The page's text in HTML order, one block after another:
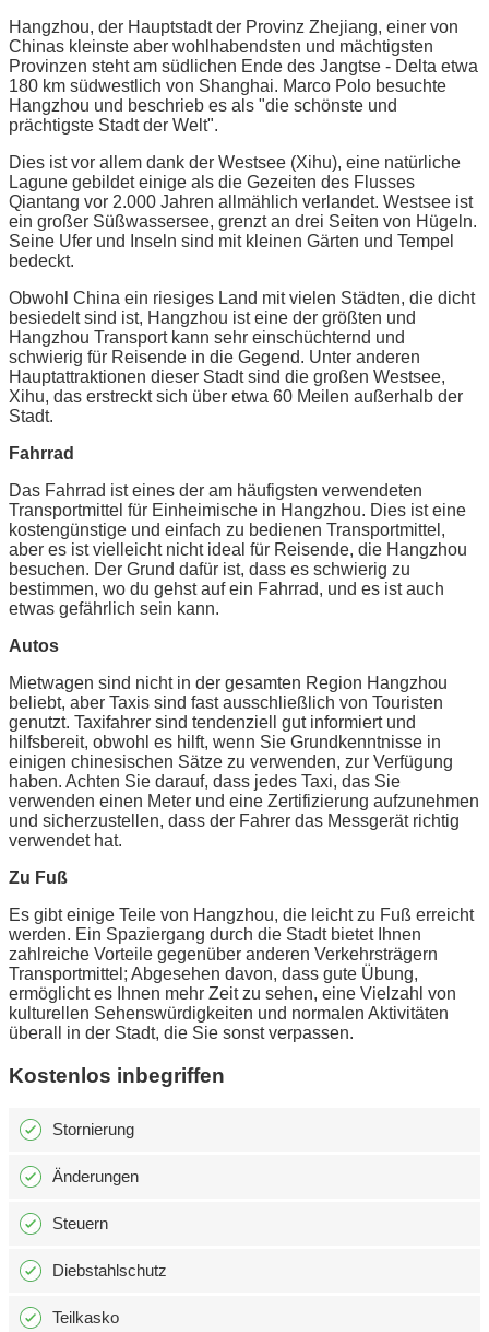
Hangzhou, der Hauptstadt der Provinz Zhejiang, einer von
Chinas kleinste aber wohlhabendsten und mächtigsten
Provinzen steht am südlichen Ende des Jangtse - Delta etwa
180 km südwestlich von Shanghai. Marco Polo besuchte
Hangzhou und beschrieb es als "die schönste und
prächtigste Stadt der Welt".
Dies ist vor allem dank der Westsee (Xihu), eine natürliche
Lagune gebildet einige als die Gezeiten des Flusses
Qiantang vor 2.000 Jahren allmählich verlandet. Westsee ist
ein großer Süßwassersee, grenzt an drei Seiten von Hügeln.
Seine Ufer und Inseln sind mit kleinen Gärten und Tempel
bedeckt.
Obwohl China ein riesiges Land mit vielen Städten, die dicht
besiedelt sind ist, Hangzhou ist eine der größten und
Hangzhou Transport kann sehr einschüchternd und
schwierig für Reisende in die Gegend. Unter anderen
Hauptattraktionen dieser Stadt sind die großen Westsee,
Xihu, das erstreckt sich über etwa 60 Meilen außerhalb der
Stadt.
Fahrrad
Das Fahrrad ist eines der am häufigsten verwendeten
Transportmittel für Einheimische in Hangzhou. Dies ist eine
kostengünstige und einfach zu bedienen Transportmittel,
aber es ist vielleicht nicht ideal für Reisende, die Hangzhou
besuchen. Der Grund dafür ist, dass es schwierig zu
bestimmen, wo du gehst auf ein Fahrrad, und es ist auch
etwas gefährlich sein kann.
Autos
Mietwagen sind nicht in der gesamten Region Hangzhou
beliebt, aber Taxis sind fast ausschließlich von Touristen
genutzt. Taxifahrer sind tendenziell gut informiert und
hilfsbereit, obwohl es hilft, wenn Sie Grundkenntnisse in
einigen chinesischen Sätze zu verwenden, zur Verfügung
haben. Achten Sie darauf, dass jedes Taxi, das Sie
verwenden einen Meter und eine Zertifizierung aufzunehmen
und sicherzustellen, dass der Fahrer das Messgerät richtig
verwendet hat.
Zu Fuß
Es gibt einige Teile von Hangzhou, die leicht zu Fuß erreicht
werden. Ein Spaziergang durch die Stadt bietet Ihnen
zahlreiche Vorteile gegenüber anderen Verkehrsträgern
Transportmittel; Abgesehen davon, dass gute Übung,
ermöglicht es Ihnen mehr Zeit zu sehen, eine Vielzahl von
kulturellen Sehenswürdigkeiten und normalen Aktivitäten
überall in der Stadt, die Sie sonst verpassen.
Kostenlos inbegriffen
Stornierung
Änderungen
Steuern
Diebstahlschutz
Teilkasko